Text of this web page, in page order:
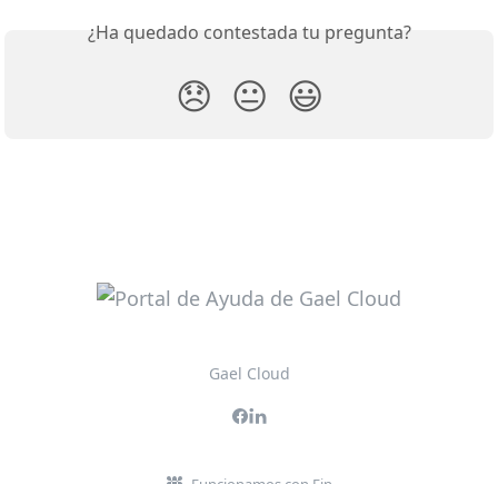
¿Ha quedado contestada tu pregunta?
😞 😐 😃
Gael Cloud